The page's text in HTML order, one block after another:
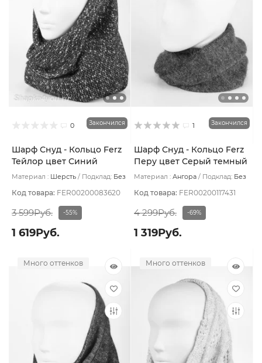
0 Закончился
Шарф Снуд - Кольцо Ferz
Тейлор цвет Синий
тёмный
Материал : Шерсть Подклад: Без
Код товара: FER00200083620
3 599Руб. -55%
1 619Руб.
1 Закончился
Шарф Снуд - Кольцо Ferz
Перу цвет Серый темный
Материал : Ангора Подклад: Без
Код товара: FER00200117431
4 299Руб. -69%
1 319Руб.
Много оттенков Много оттенков